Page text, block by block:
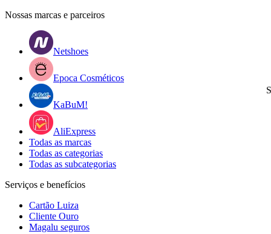
Nossas marcas e parceiros
Netshoes
Epoca Cosméticos
KaBuM!
AliExpress
Todas as marcas
Todas as categorias
Todas as subcategorias
Serviços e benefícios
Cartão Luiza
Cliente Ouro
Magalu seguros